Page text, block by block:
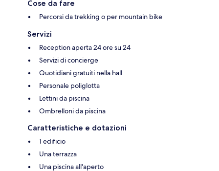
Cose da fare
Percorsi da trekking o per mountain bike
Servizi
Reception aperta 24 ore su 24
Servizi di concierge
Quotidiani gratuiti nella hall
Personale poliglotta
Lettini da piscina
Ombrelloni da piscina
Caratteristiche e dotazioni
1 edificio
Una terrazza
Una piscina all'aperto